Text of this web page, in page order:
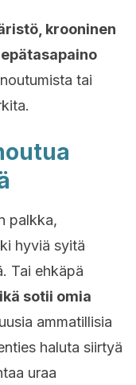
krooninen
tai
palkka,
hyviä syitä
Tai ehkäpä
sotii omia
ammatillisia
haluta siirtyä
uraa